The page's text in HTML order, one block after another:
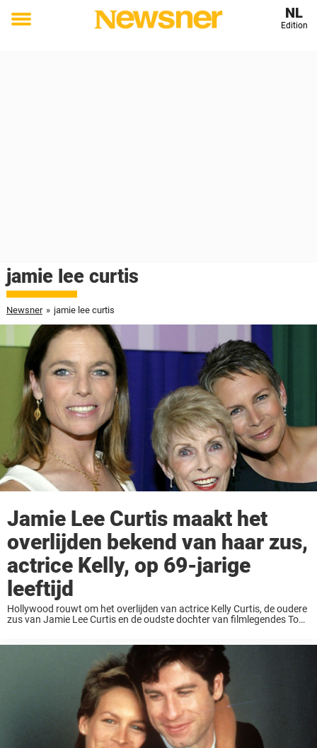
Toggle
NL
Edition
jamie lee curtis
Newsner » jamie lee curtis
Jamie Lee Curtis maakt het
overlijden bekend van haar zus,
actrice Kelly, op 69-jarige
leeftijd
Hollywood rouwt om het overlijden van actrice Kelly Curtis, de oudere
zus van Jamie Lee Curtis en de oudste dochter van filmlegendes Tony